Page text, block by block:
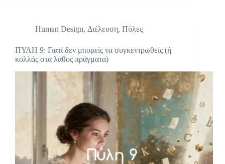
Human Design, Διέλευση, Πύλες
ΠΥΛΗ 9: Γιατί δεν μπορείς να συγκεντρωθείς (ή
κολλάς στα λάθος πράγματα)